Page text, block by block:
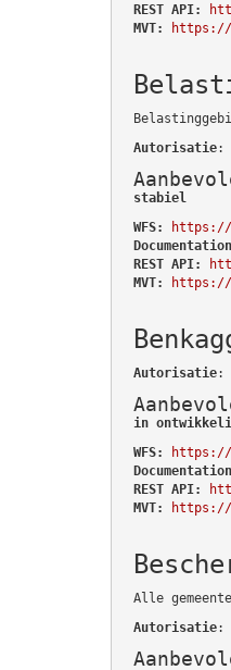
REST API:
MVT:
https://
Autorisatie:
stabiel
WFS:
https://
REST API:
MVT:
https://
Autorisatie:
in
WFS:
https://
REST API:
MVT:
https://
Alle
Autorisatie: